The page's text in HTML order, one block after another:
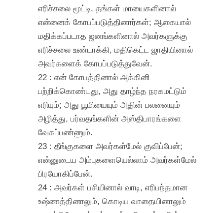
எரிச்சலை மூட்டி, தங்கள் மாயைகளினால்
என்னைக் கோபப்படுத்தினார்கள்; ஆகையால்
மதிக்கப்படாத ஜனங்களினால் அவர்களுக்கு
எரிச்சலை உண்டாக்கி, மதிகெட்ட ஜாதியினால்
அவர்களைக் கோபப்படுத்துவேன்.
22 : என் கோபத்தினால் அக்கினி
பற்றிக்கொண்டது, அது தாழ்ந்த நரகமட்டும்
எரியும்; அது பூமியையும் அதின் பலனையும்
அழித்து, பர்வதங்களின் அஸ்திபாரங்களை
வேகப்பண்ணும்.
23 : தீங்குகளை அவர்கள்மேல் குவிப்பேன்;
என்னுடைய அம்புகளையெல்லாம் அவர்கள்மேல்
பிரயோகிப்பேன்.
24 : அவர்கள் பசியினால் வாடி, எரிபந்தமான
உஷ்ணத்தினாலும், கொடிய வாதையினாலும்